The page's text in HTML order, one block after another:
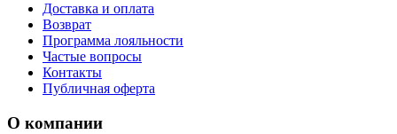
Доставка и оплата
Возврат
Программа лояльности
Частые вопросы
Контакты
Публичная оферта
О компании